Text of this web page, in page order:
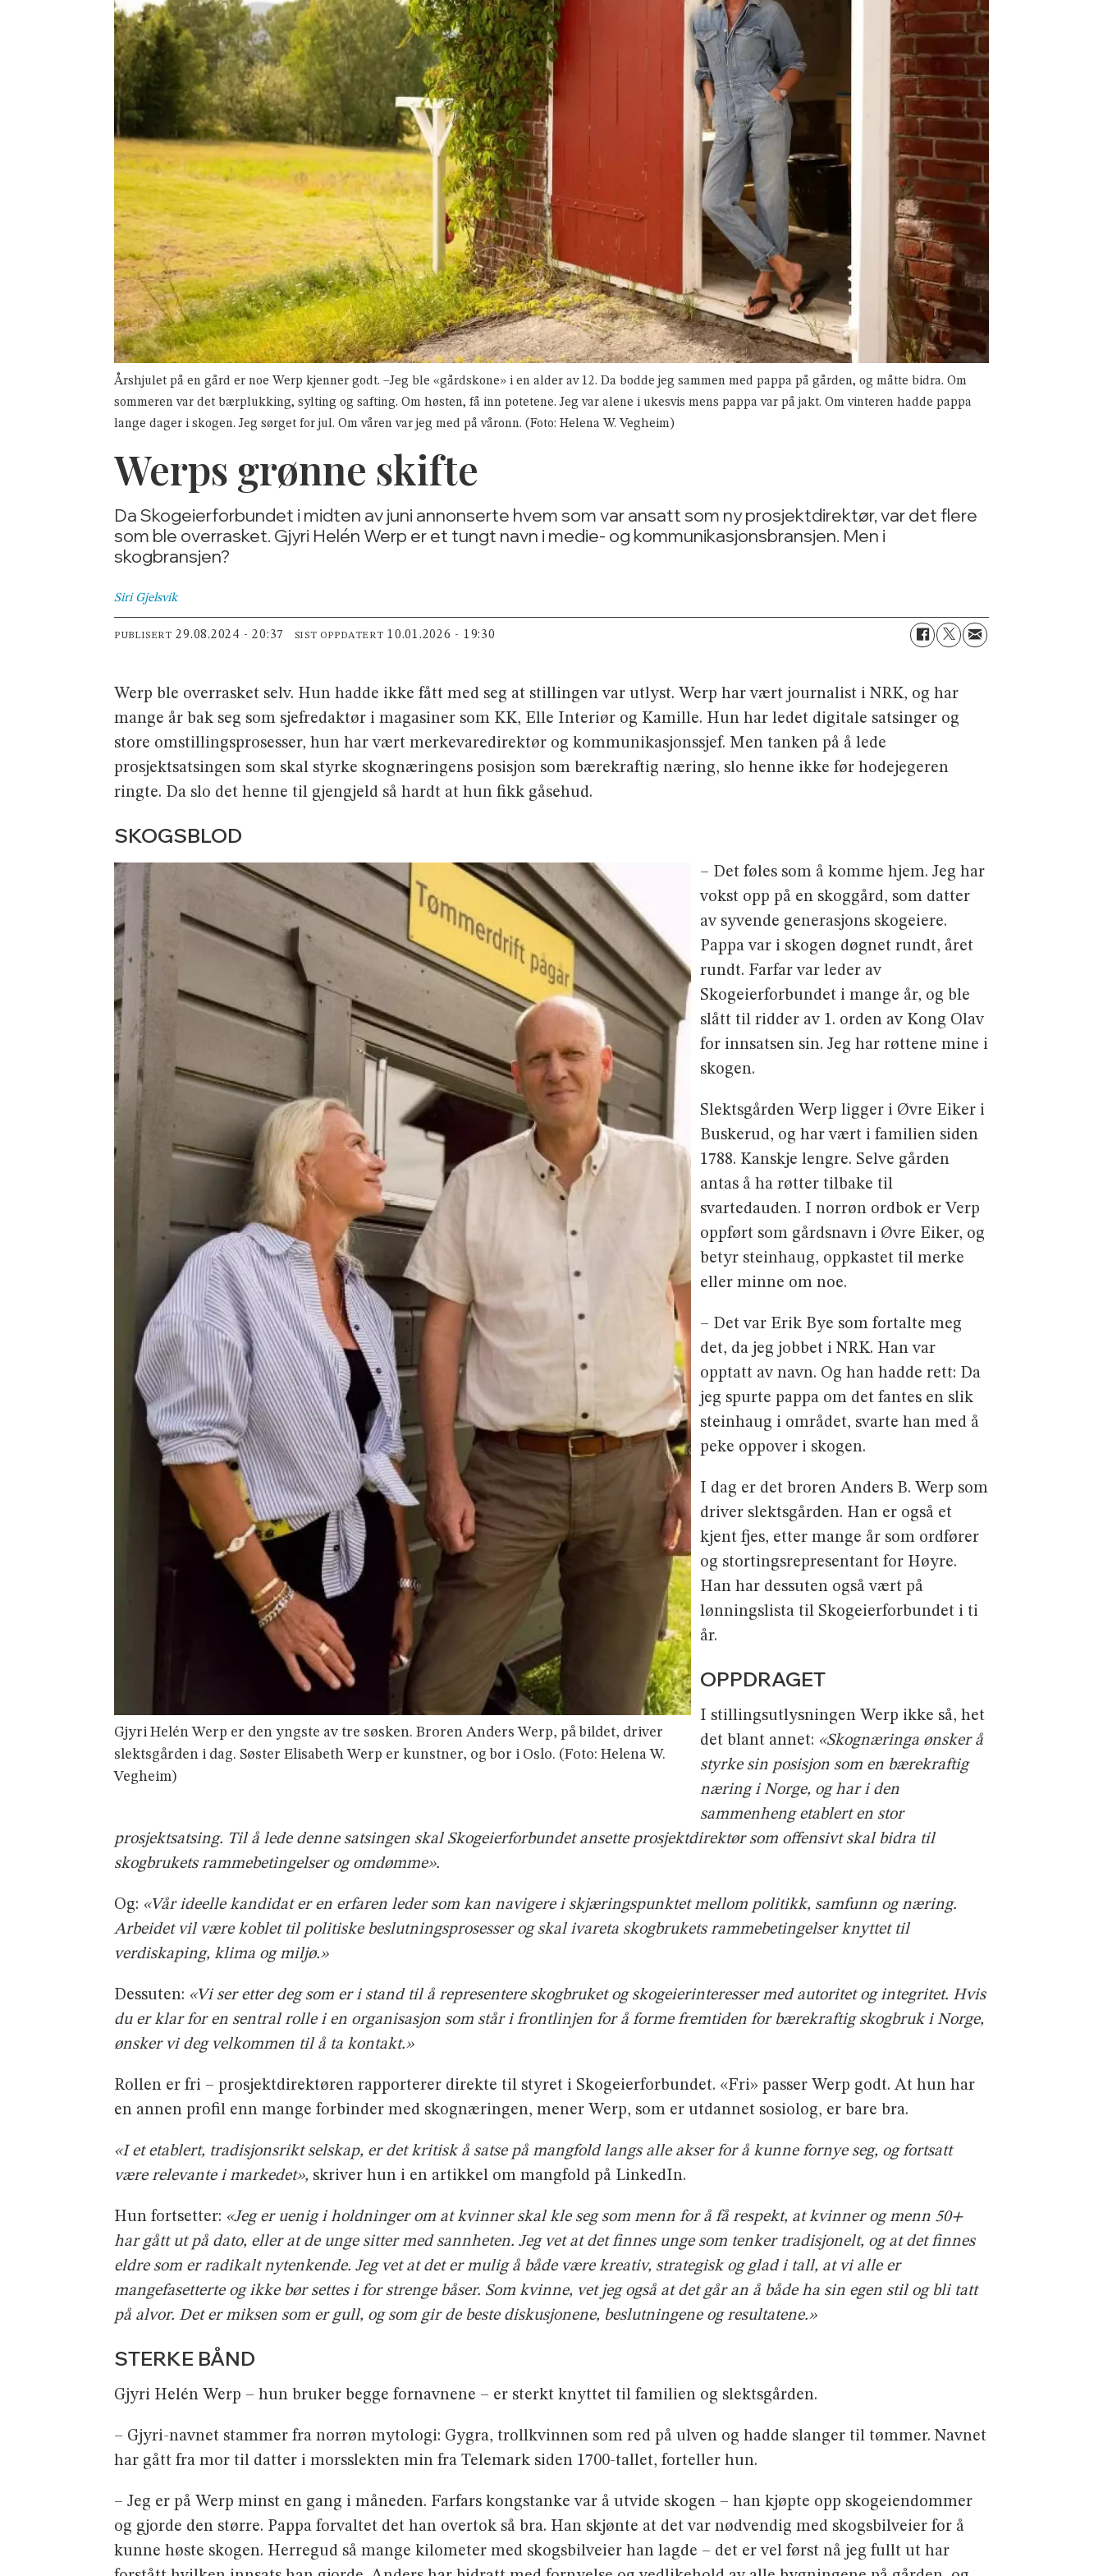
Årshjulet på en gård er noe Werp kjenner godt. –Jeg ble «gårdskone» i en alder av 12. Da bodde jeg sammen med pappa på gården, og måtte bidra. Om
sommeren var det bærplukking, sylting og safting. Om høsten, få inn potetene. Jeg var alene i ukesvis mens pappa var på jakt. Om vinteren hadde pappa
lange dager i skogen. Jeg sørget for jul. Om våren var jeg med på våronn. (Foto: Helena W. Vegheim)
Werps grønne skifte
Da Skogeierforbundet i midten av juni annonserte hvem som var ansatt som ny prosjektdirektør, var det flere
som ble overrasket. Gjyri Helén Werp er et tungt navn i medie- og kommunikasjonsbransjen. Men i
skogbransjen?
Siri Gjelsvik
PUBLISERT 29.08.2024 - 20:37 SIST OPPDATERT 10.01.2026 - 19:30
Werp ble overrasket selv. Hun hadde ikke fått med seg at stillingen var utlyst. Werp har vært journalist i NRK, og har
mange år bak seg som sjefredaktør i magasiner som KK, Elle Interiør og Kamille. Hun har ledet digitale satsinger og
store omstillingsprosesser, hun har vært merkevaredirektør og kommunikasjonssjef. Men tanken på å lede
prosjektsatsingen som skal styrke skognæringens posisjon som bærekraftig næring, slo henne ikke før hodejegeren
ringte. Da slo det henne til gjengjeld så hardt at hun fikk gåsehud.
SKOGSBLOD
Gjyri Helén Werp er den yngste av tre søsken. Broren Anders Werp, på bildet, driver
slektsgården i dag. Søster Elisabeth Werp er kunstner, og bor i Oslo. (Foto: Helena W.
Vegheim)
– Det føles som å komme hjem. Jeg har
vokst opp på en skoggård, som datter
av syvende generasjons skogeiere.
Pappa var i skogen døgnet rundt, året
rundt. Farfar var leder av
Skogeierforbundet i mange år, og ble
slått til ridder av 1. orden av Kong Olav
for innsatsen sin. Jeg har røttene mine i
skogen.
Slektsgården Werp ligger i Øvre Eiker i
Buskerud, og har vært i familien siden
1788. Kanskje lengre. Selve gården
antas å ha røtter tilbake til
svartedauden. I norrøn ordbok er Verp
oppført som gårdsnavn i Øvre Eiker, og
betyr steinhaug, oppkastet til merke
eller minne om noe.
– Det var Erik Bye som fortalte meg
det, da jeg jobbet i NRK. Han var
opptatt av navn. Og han hadde rett: Da
jeg spurte pappa om det fantes en slik
steinhaug i området, svarte han med å
peke oppover i skogen.
I dag er det broren Anders B. Werp som
driver slektsgården. Han er også et
kjent fjes, etter mange år som ordfører
og stortingsrepresentant for Høyre.
Han har dessuten også vært på
lønningslista til Skogeierforbundet i ti
år.
OPPDRAGET
I stillingsutlysningen Werp ikke så, het
det blant annet: «Skognæringa ønsker å
styrke sin posisjon som en bærekraftig
næring i Norge, og har i den
sammenheng etablert en stor
prosjektsatsing. Til å lede denne satsingen skal Skogeierforbundet ansette prosjektdirektør som offensivt skal bidra til
skogbrukets rammebetingelser og omdømme».
Og: «Vår ideelle kandidat er en erfaren leder som kan navigere i skjæringspunktet mellom politikk, samfunn og næring.
Arbeidet vil være koblet til politiske beslutningsprosesser og skal ivareta skogbrukets rammebetingelser knyttet til
verdiskaping, klima og miljø.»
Dessuten: «Vi ser etter deg som er i stand til å representere skogbruket og skogeierinteresser med autoritet og integritet. Hvis
du er klar for en sentral rolle i en organisasjon som står i frontlinjen for å forme fremtiden for bærekraftig skogbruk i Norge,
ønsker vi deg velkommen til å ta kontakt.»
Rollen er fri – prosjektdirektøren rapporterer direkte til styret i Skogeierforbundet. «Fri» passer Werp godt. At hun har
en annen profil enn mange forbinder med skognæringen, mener Werp, som er utdannet sosiolog, er bare bra.
«I et etablert, tradisjonsrikt selskap, er det kritisk å satse på mangfold langs alle akser for å kunne fornye seg, og fortsatt
være relevante i markedet», skriver hun i en artikkel om mangfold på LinkedIn.
Hun fortsetter: «Jeg er uenig i holdninger om at kvinner skal kle seg som menn for å få respekt, at kvinner og menn 50+
har gått ut på dato, eller at de unge sitter med sannheten. Jeg vet at det finnes unge som tenker tradisjonelt, og at det finnes
eldre som er radikalt nytenkende. Jeg vet at det er mulig å både være kreativ, strategisk og glad i tall, at vi alle er
mangefasetterte og ikke bør settes i for strenge båser. Som kvinne, vet jeg også at det går an å både ha sin egen stil og bli tatt
på alvor. Det er miksen som er gull, og som gir de beste diskusjonene, beslutningene og resultatene.»
STERKE BÅND
Gjyri Helén Werp – hun bruker begge fornavnene – er sterkt knyttet til familien og slektsgården.
– Gjyri-navnet stammer fra norrøn mytologi: Gygra, trollkvinnen som red på ulven og hadde slanger til tømmer. Navnet
har gått fra mor til datter i morsslekten min fra Telemark siden 1700-tallet, forteller hun.
– Jeg er på Werp minst en gang i måneden. Farfars kongstanke var å utvide skogen – han kjøpte opp skogeiendommer
og gjorde den større. Pappa forvaltet det han overtok så bra. Han skjønte at det var nødvendig med skogsbilveier for å
kunne høste skogen. Herregud så mange kilometer med skogsbilveier han lagde – det er vel først nå jeg fullt ut har